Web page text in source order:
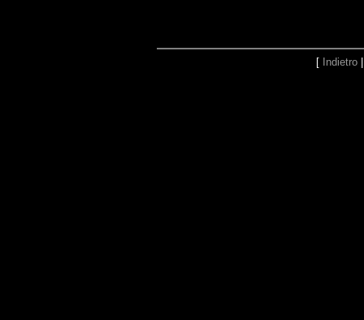
[ Indietro